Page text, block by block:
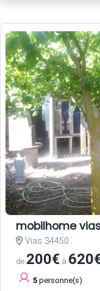
mobilhome
Vias 34450
de 200€ à
5 personne(s)